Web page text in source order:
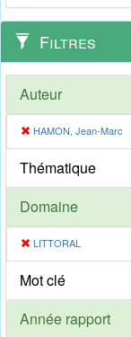
Filtres
Auteur
HAMON, Jean-Marc
Thématique
Domaine
LITTORAL
Mot clé
Année rapport